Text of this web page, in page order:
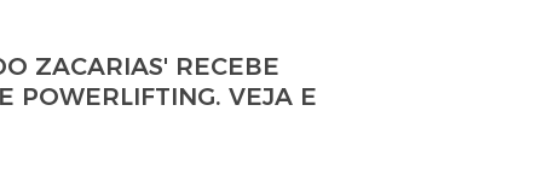
ZACARIAS' RECEBE
POWERLIFTING. VEJA E